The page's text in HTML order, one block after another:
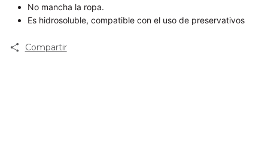
No mancha la ropa.
Es hidrosoluble, compatible con el uso de preservativos
Compartir